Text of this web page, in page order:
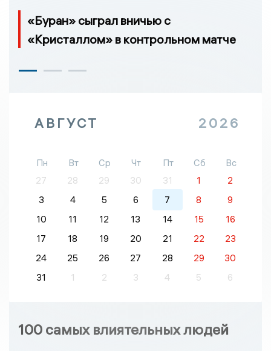
«Буран» сыграл вничью с
«Кристаллом» в контрольном матче
АВГУСТ 2026
Пн Вт Ср Чт Пт Сб
Вс
27
28 29 30 31 1
2
3
4 5 6 7 8
9
10
11 12 13 14 15
16
17
18 19 20 21 22
23
24
25 26 27 28 29
30
31
1 2 3 4 5 6
100 самых влиятельных людей